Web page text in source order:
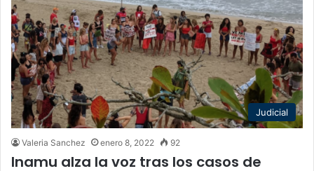
Judicial
Valeria Sanchez enero 8, 2022 92
Inamu alza la voz tras los casos de